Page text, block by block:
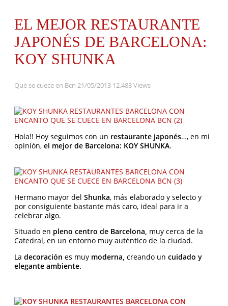
EL MEJOR RESTAURANTE
JAPONÉS DE BARCELONA:
KOY SHUNKA
Qué se cuece en Bcn 21/05/2013 12,488 Views
Hola!! Hoy seguimos con un restaurante japonés…, en mi
opinión, el mejor de Barcelona: KOY SHUNKA.
Hermano mayor del Shunka, más elaborado y selecto y
por consiguiente bastante más caro, ideal para ir a
celebrar algo.
Situado en pleno centro de Barcelona, muy cerca de la
Catedral, en un entorno muy auténtico de la ciudad.
La decoración es muy moderna, creando un cuidado y
elegante ambiente.